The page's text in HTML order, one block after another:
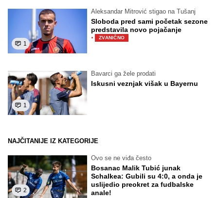
1
Aleksandar Mitrović stigao na Tušanj
Sloboda pred sami početak sezone
predstavila novo pojačanje
· ZVANIČNO
1
Bavarci ga žele prodati
Iskusni veznjak višak u Bayernu
NAJČITANIJE IZ KATEGORIJE
2
Ovo se ne viđa često
Bosanac Malik Tubić junak
Schalkea: Gubili su 4:0, a onda je
uslijedio preokret za fudbalske
anale!